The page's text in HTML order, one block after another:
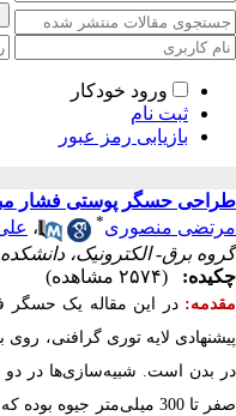
ورود خودکار
ثبت نام
بازیابی رمز عبور
طراحی حسگر پوستی فشار
مرتضی منصوری* ،
گروه برق- الکترونیک،
چکیده:
(۲۵۷۴ مشاهده)
مقدمه: در این مقاله یک حسگر
پیشنهادی لایه توری گرافنی، روی
در
بدن است. شبیه‌سازی‌ها در دو
صفر تا 300 میلی‌متر جیوه بوده که